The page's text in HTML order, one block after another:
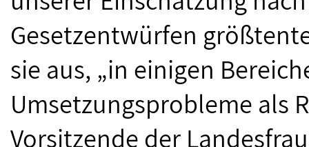
Gesetzentwürfen
sie aus, „in einigen
Umsetzungsprobleme als
Vorsitzende der